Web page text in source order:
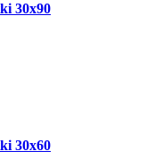
30x90
30x60